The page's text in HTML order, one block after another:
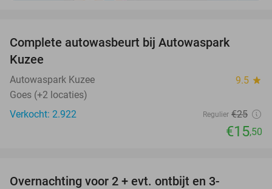
Complete autowasbeurt bij Autowaspark
Kuzee
Autowaspark Kuzee 9.5 star
Goes (+2 locaties)
Verkocht: 2.922
Regulier €25
€15,50
Overnachting voor 2 + evt. ontbijt en 3-